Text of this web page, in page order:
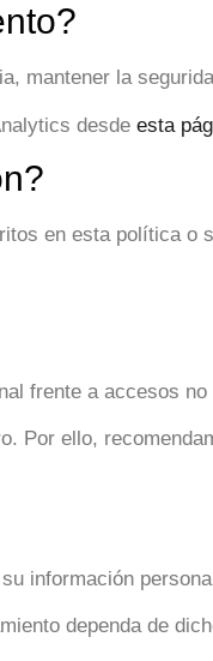
mantener la
desde esta
en esta política o
frente a accesos
Por ello,
información
dependa de